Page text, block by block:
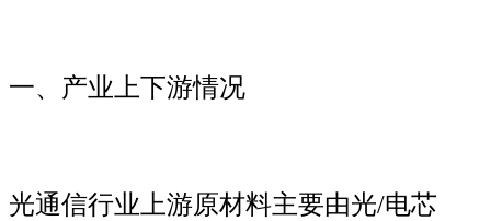
一、产业上下游情况
光通信行业上游原材料主要由光/电芯